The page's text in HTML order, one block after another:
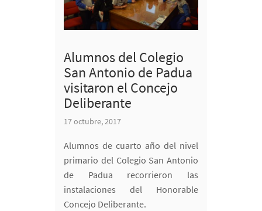
Alumnos del Colegio
San Antonio de Padua
visitaron el Concejo
Deliberante
17 octubre, 2017
Alumnos de cuarto año del nivel
primario del Colegio San Antonio
de Padua recorrieron las
instalaciones del Honorable
Concejo Deliberante.